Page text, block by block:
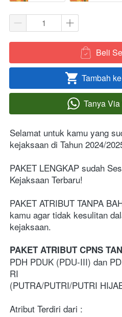
` Beli
` Tambah
` Tanya
Selamat untuk kamu yang
kejaksaan di Tahun 2024/
PAKET LENGKAP sudah
Kejaksaan Terbaru!
PAKET ATRIBUT TANPA
kamu agar tidak kesulitan
kejaksaan.
PAKET ATRIBUT CPNS
PDH PDUK (PDU-III) dan
RI
(PUTRA/PUTRI/PUTRI
Atribut Terdiri dari :